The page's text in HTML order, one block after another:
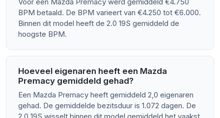
BPM betaald. De BPM varieert van €4.250 tot €6.000.
Binnen dit model heeft de 2.0 19S gemiddeld de
hoogste BPM.
Hoeveel eigenaren heeft een Mazda
Premacy gemiddeld gehad?
Een Mazda Premacy heeft gemiddeld 2,0 eigenaren
gehad. De gemiddelde bezitsduur is 1.072 dagen. De